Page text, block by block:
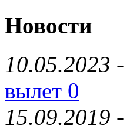
Новости
10.05.2023 -
вылет 0
15.09.2019 -